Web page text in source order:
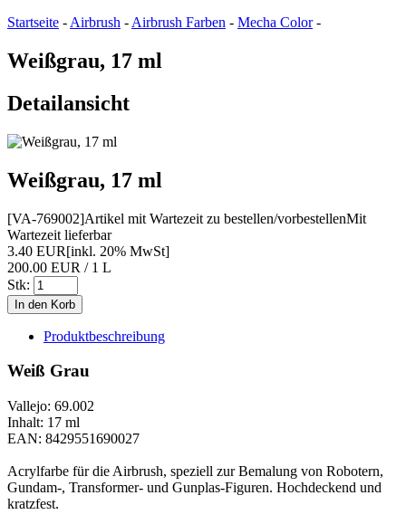
Startseite - Airbrush - Airbrush Farben - Mecha Color-
Weißgrau, 17 ml
Detailansicht
Weißgrau, 17 ml
[VA-769002]Artikel mit Wartezeit zu bestellen/vorbestellenMit
Wartezeit lieferbar
3.40 EUR[inkl. 20% MwSt]
200.00 EUR / 1 L
Stk:
Produktbeschreibung
Weiß Grau
Vallejo: 69.002
Inhalt: 17 ml
EAN: 8429551690027
Acrylfarbe für die Airbrush, speziell zur Bemalung von Robotern,
Gundam-, Transformer- und Gunplas-Figuren. Hochdeckend und
kratzfest.